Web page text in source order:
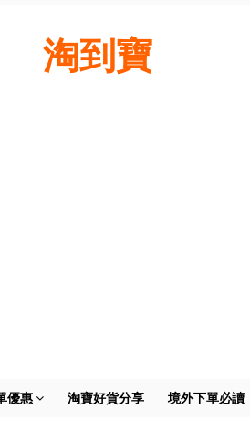
淘到寶
優惠 淘寶好貨分享 境外下單必讀